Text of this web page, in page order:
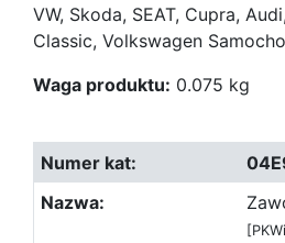
VW, Skoda, SEAT, Cupra,
Classic, Volkswagen
Waga produktu: 0.075 kg